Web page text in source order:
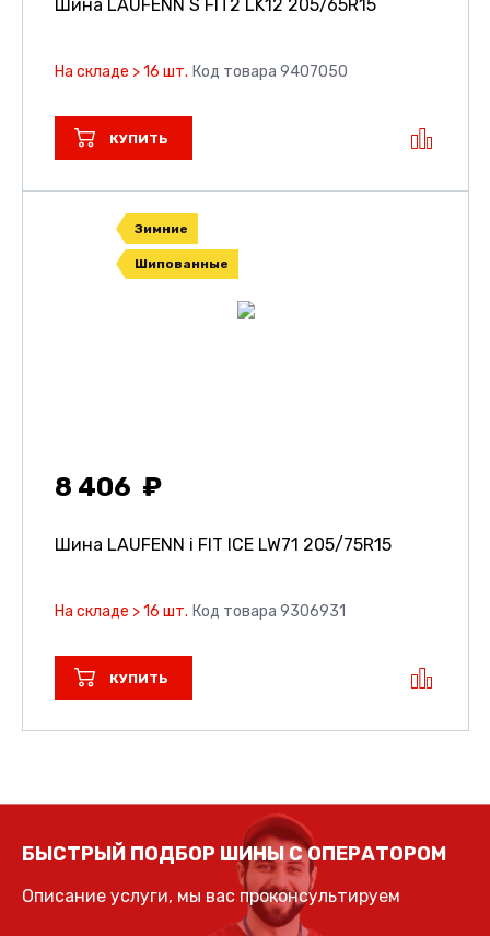
Шина LAUFENN S FIT2 LK12 205/65R15
На складе > 16 шт. Код товара 9407050
КУПИТЬ
Зимние
Шипованные
8 406
Шина LAUFENN i FIT ICE LW71 205/75R15
На складе > 16 шт. Код товара 9306931
КУПИТЬ
БЫСТРЫЙ ПОДБОР ШИНЫ С ОПЕРАТОРОМ
Описание услуги, мы вас проконсультируем